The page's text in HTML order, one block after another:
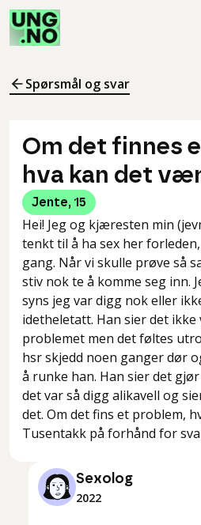
Spørsmål og svar
Om det finnes
hva kan det
Jente, 15
Hei! Jeg og kjæresten min
tenkt til å ha sex her
gang. Når vi skulle prøve så
stiv nok te å komme seg inn.
syns jeg var digg nok eller
idetheletatt. Han sier det ikke
problemet men det føltes
hsr skjedd noen ganger dør
å runke han. Han sier det
det var så digg alikavell og
det. Om det fins et problem,
Tusentakk på forhånd for
Sexolog
2022